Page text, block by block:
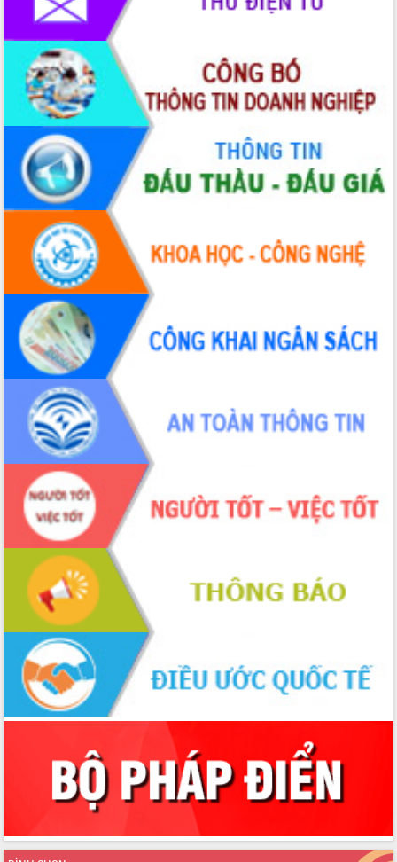
Hội thảo khoa học “Giải pháp thúc đẩy
phát triển nền kinh tế xanh tại tỉnh
Đắk Lắk”
Tăng cường giám sát, đôn đốc thực
hiện nhiệm vụ quản lý tài sản công
hàng tuần
Tháo gỡ những vướng mắc, đẩy mạnh
công tác cải cách thủ tục hành chính
tại Trung tâm Phục vụ hành chính
công tỉnh
Đắk Lắk: Tôn vinh 46 giải pháp tại Hội
thi Sáng tạo Kỹ thuật 2024 - 2025
Đắk Lắk rà soát, điều chỉnh Đề án 190
về phát triển nuôi trồng thủy sản
Phó Chủ tịch UBND tỉnh Đắk Lắk
Trương Công Thái kiểm tra thực địa
Dự án cao tốc Khánh Hòa - Buôn Ma
Thuột
Định vị cà phê Việt Nam như một “di
sản sống” trong dòng chảy toàn cầu
Xây dựng nông thôn mới: Nâng cao đời
sống người dân từ những mô hình thiết
thực
Quyết liệt tháo gỡ vướng mắc, đẩy
nhanh tiến độ các dự án trọng điểm
trong Khu kinh tế Nam Phú Yên
Hòn Yến phát triển du lịch gắn với bảo
tồn biển
Lấy ý kiến điều chỉnh Quy hoạch tỉnh
Đắk Lắk thời kỳ 2021-2030, tầm nhìn
đến năm 2050
Phát động chiến dịch 30 ngày đêm
giải phóng mặt bằng Tuyến đường bộ
ven biển
Đắk Lắk nỗ lực thúc đẩy tăng trưởng
kinh tế từ 10% trở lên trong Quý
II/2026
Đắk Lắk ký kết thỏa thuận hợp tác về
chuyển đổi số giai đoạn 2026 – 2030
với Tập đoàn Bưu chính Viễn thông
Thứ trưởng Bộ Y tế làm việc với tỉnh
Đắk Lắk về phát triển nhân lực y tế
cho trạm y tế cấp xã
Du lịch Đắk Lắk nâng tầm trải nghiệm